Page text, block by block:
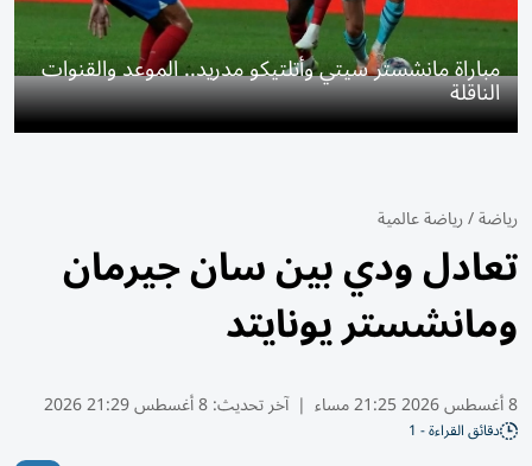
مباراة مانشستر سيتي وأتلتيكو مدريد.. الموعد والقنوات
الناقلة
رياضة/رياضة عالمية
تعادل ودي بين سان جيرمان
ومانشستر يونايتد
8 أغسطس 2026 21:25 مساء | آخر تحديث:8 أغسطس 21:29 2026
دقائق القراءة - 1